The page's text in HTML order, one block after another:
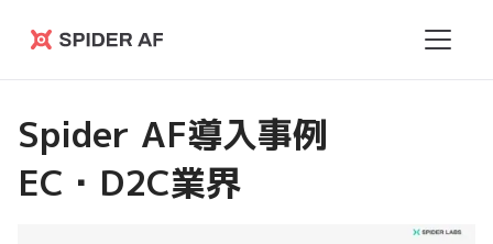
Spider
Spider AF導入事例
EC・D2C業界